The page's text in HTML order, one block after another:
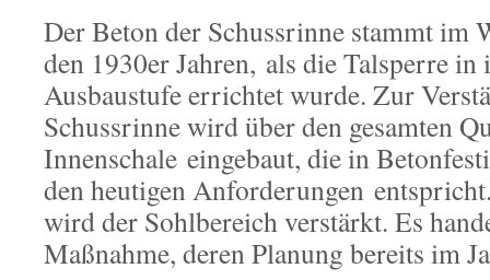
Der Beton der Schussrinne stammt im
den 1930er Jahren, als die Talsperre in
Ausbaustufe errichtet wurde. Zur
Schussrinne wird über den gesamten
Innenschale eingebaut, die in
den heutigen Anforderungen
wird der Sohlbereich verstärkt. Es
Maßnahme, deren Planung bereits im